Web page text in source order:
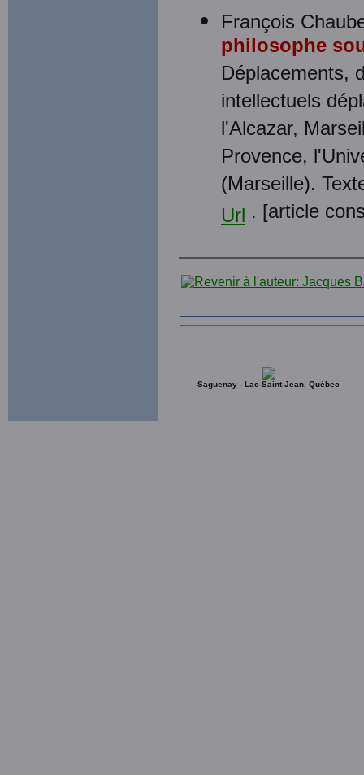
François
philosophe
Déplacements,
intellectuels
l'Alcazar,
Provence,
(Marseille).
Url . [article
Saguenay - Lac-Saint-Jean, Québec